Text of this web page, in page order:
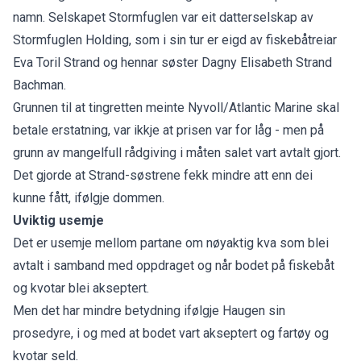
namn. Selskapet Stormfuglen var eit datterselskap av
Stormfuglen Holding, som i sin tur er eigd av fiskebåtreiar
Eva Toril Strand og hennar søster Dagny Elisabeth Strand
Bachman.
Grunnen til at tingretten meinte Nyvoll/Atlantic Marine skal
betale erstatning, var ikkje at prisen var for låg - men på
grunn av mangelfull rådgiving i måten salet vart avtalt gjort.
Det gjorde at Strand-søstrene fekk mindre att enn dei
kunne fått, ifølgje dommen.
Uviktig usemje
Det er usemje mellom partane om nøyaktig kva som blei
avtalt i samband med oppdraget og når bodet på fiskebåt
og kvotar blei akseptert.
Men det har mindre betydning ifølgje Haugen sin
prosedyre, i og med at bodet vart akseptert og fartøy og
kvotar seld.